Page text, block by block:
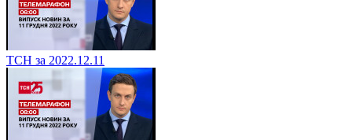
ТСН за 2022.12.11